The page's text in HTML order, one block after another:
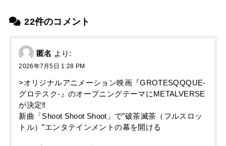
22件のコメント
匿名 より:
2026年7月5日 1:28 PM
>オリジナルアニメーション映画『GROTESQQQUE-
グロテスク-』のオープニングテーマにMETALVERSE
が決定‼︎
新曲「Shoot Shoot Shoot」で”破茶滅茶（フルスロッ
トル）”エンタテインメントの幕を開ける